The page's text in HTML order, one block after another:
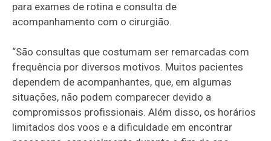
para exames de rotina e consulta de
acompanhamento com o cirurgião.
“São consultas que costumam ser remarcadas com
frequência por diversos motivos. Muitos pacientes
dependem de acompanhantes, que, em algumas
situações, não podem comparecer devido a
compromissos profissionais. Além disso, os horários
limitados dos voos e a dificuldade em encontrar